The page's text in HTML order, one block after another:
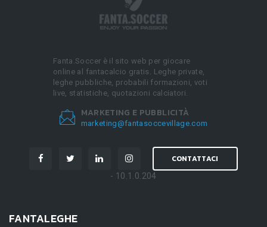
Fanta.Soccer è il sito web per giocare
online al fantacalcio gratis. Leghe private,
leghe pubbliche, probabili formazioni, voti
live, statistiche, quotazioni calciatori.
MARKETING E PUBBLICITÀ
marketing@fantasoccevillage.com
CONTATTACI
- 10.1.0.204
FANTALEGHE